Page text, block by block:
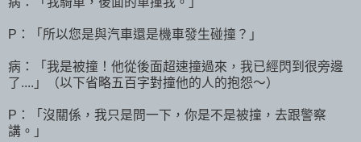
P：「所以您是與汽車還是機車發生碰撞？」
病：「我是被撞！他從後面超速撞過來，我已經閃到很旁邊
了....」（以下省略五百字對撞他的人的抱怨～）
P：「沒關係，我只是問一下，你是不是被撞，去跟警察
講。」